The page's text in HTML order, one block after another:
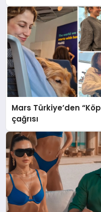
Mars Türkiye’den
çağrısı